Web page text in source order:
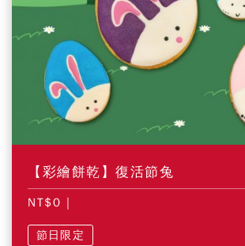
【彩繪餅乾】復活節兔
NT$0
節日限定